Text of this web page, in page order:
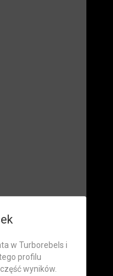
w Turborebels i
profilu
wyników.